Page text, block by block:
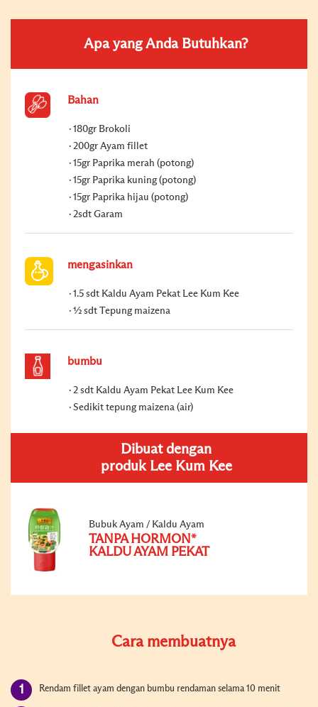
Apa yang Anda Butuhkan?
Bahan
180gr Brokoli
200gr Ayam fillet
15gr Paprika merah (potong)
15gr Paprika kuning (potong)
15gr Paprika hijau (potong)
2sdt Garam
mengasinkan
1.5 sdt Kaldu Ayam Pekat Lee Kum Kee
½ sdt Tepung maizena
bumbu
2 sdt Kaldu Ayam Pekat Lee Kum Kee
Sedikit tepung maizena (air)
Dibuat dengan
produk Lee Kum Kee
Bubuk Ayam / Kaldu Ayam
TANPA HORMON*
KALDU AYAM PEKAT
Cara membuatnya
Rendam fillet ayam dengan bumbu rendaman selama 10 menit